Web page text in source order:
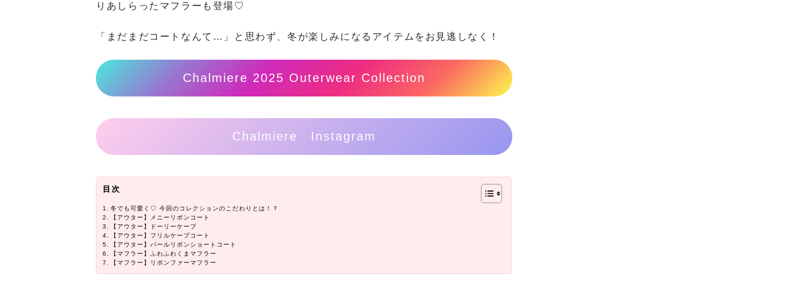
りあしらったマフラーも登場♡
「まだまだコートなんて…」と思わず、冬が楽しみになるアイテムをお見逃しなく！
Chalmiere 2025 Outerwear Collection
Chalmiere Instagram
目次
冬でも可愛く♡ 今回のコレクションのこだわりとは！？
【アウター】メニーリボンコート
【アウター】ドーリーケープ
【アウター】フリルケープコート
【アウター】パールリボンショートコート
【マフラー】ふわふわくまマフラー
【マフラー】リボンファーマフラー